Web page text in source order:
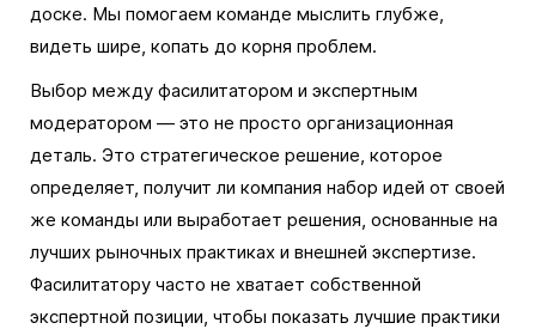
доске. Мы помогаем команде мыслить глубже,
видеть шире, копать до корня проблем.
Выбор между фасилитатором и экспертным
модератором — это не просто организационная
деталь. Это стратегическое решение, которое
определяет, получит ли компания набор идей от своей
же команды или выработает решения, основанные на
лучших рыночных практиках и внешней экспертизе.
Фасилитатору часто не хватает собственной
экспертной позиции, чтобы показать лучшие практики